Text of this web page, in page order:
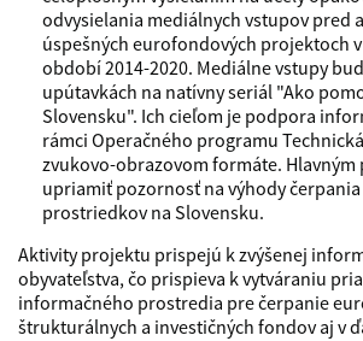
odvysielania mediálnych vstupov pred
úspešných eurofondových projektoch
období 2014-2020. Mediálne vstupy
upútavkách na natívny seriál "Ako
Slovensku". Ich cieľom je podpora
rámci Operačného programu
zvukovo-obrazovom formáte. Hlavným
upriamiť pozornosť na výhody
prostriedkov na Slovensku.
Aktivity projektu prispejú k zvýšenej
obyvateľstva, čo prispieva k vytváraniu
informačného prostredia pre čerpanie
štrukturálnych a investičných fondov aj v